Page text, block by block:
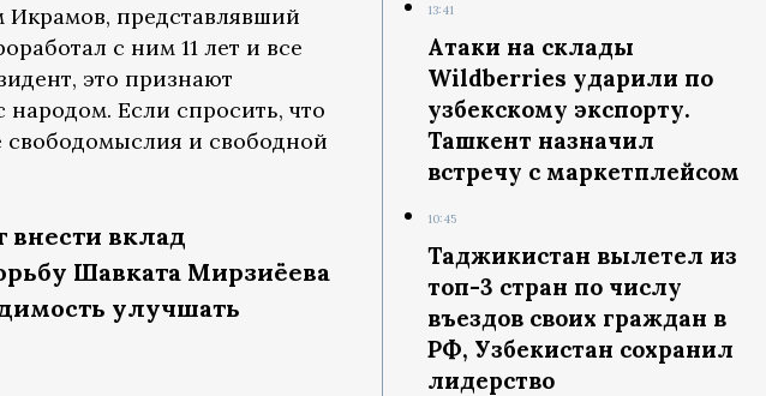
13:41
Атаки на склады
Wildberries ударили по
узбекскому экспорту.
Ташкент назначил
встречу с маркетплейсом
10:45
Таджикистан вылетел из
топ-3 стран по числу
въездов своих граждан в
РФ, Узбекистан сохранил
лидерство
представлявший
с ним 11 лет и все
это признают
Если спросить, что
свободомыслия и свободной
вклад
Шавката Мирзиёева
улучшать